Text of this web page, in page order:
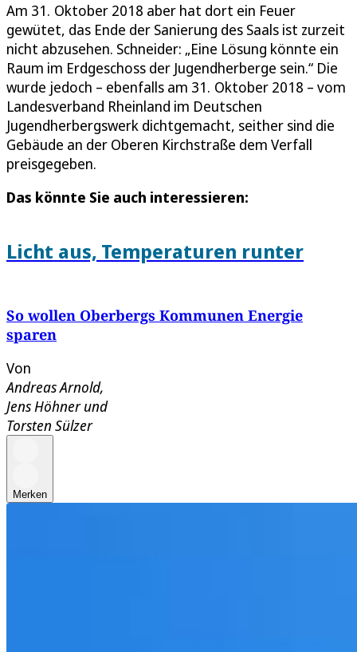
Am 31. Oktober 2018 aber hat dort ein Feuer
gewütet, das Ende der Sanierung des Saals ist zurzeit
nicht abzusehen. Schneider: „Eine Lösung könnte ein
Raum im Erdgeschoss der Jugendherberge sein.“ Die
wurde jedoch – ebenfalls am 31. Oktober 2018 – vom
Landesverband Rheinland im Deutschen
Jugendherbergswerk dichtgemacht, seither sind die
Gebäude an der Oberen Kirchstraße dem Verfall
preisgegeben.
Das könnte Sie auch interessieren:
Licht aus, Temperaturen runter
So wollen Oberbergs Kommunen Energie
sparen
Von
Andreas Arnold,
Jens Höhnerund
Torsten Sülzer
Merken